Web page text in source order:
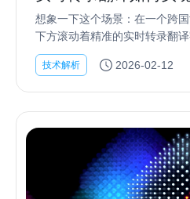
幕对齐
想象一下这个场景：在一个跨
下方滚动着精准的实时转录翻
者为了某个战略项目讨论了起
如果此时的字幕只是机械地吐
技术解析 2026-02-12